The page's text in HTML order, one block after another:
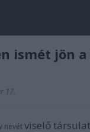
ismét jön
17.
nevétviselő